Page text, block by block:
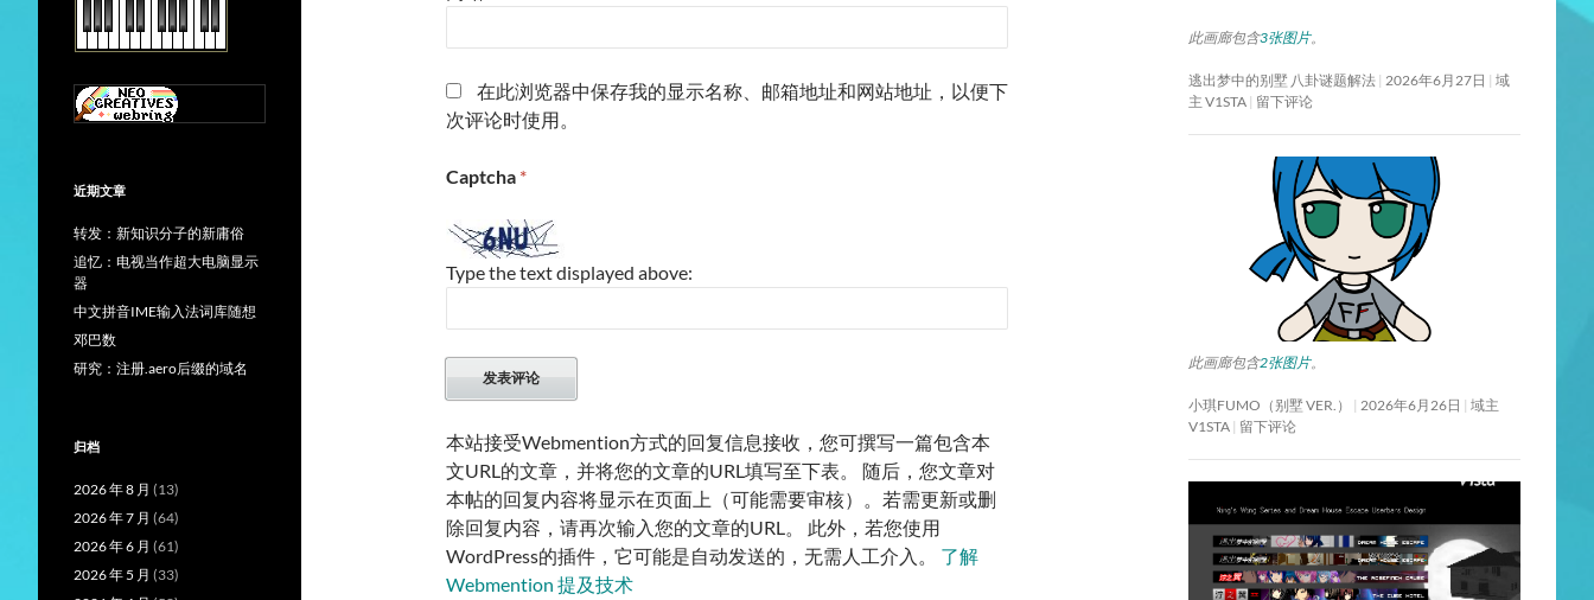
在此浏览器中保存我的显示名称、邮箱地址和网站地址，以便下
次评论时使用。
Captcha *
Type the text displayed above:
本站接受Webmention方式的回复信息接收，您可撰写一篇包含本
文URL的文章，并将您的文章的URL填写至下表。 随后，您文章对
本帖的回复内容将显示在页面上（可能需要审核）。若需更新或删
除回复内容，请再次输入您的文章的URL。 此外，若您使用
WordPress的插件，它可能是自动发送的，无需人工介入。 了解
Webmention 提及技术
此画廊包含3张图片。
逃出梦中的别墅 八卦谜题解法 2026年6月27日
域
主 V1STA 留下评论
此画廊包含2张图片。
小琪FUMO（别墅 VER.） 2026年6月26日
域主
V1STA 留下评论
近期文章
转发：新知识分子的新庸俗
追忆：电视当作超大电脑显示
器
中文拼音IME输入法词库随想
邓巴数
研究：注册.aero后缀的域名
归档
2026 年 8 月 (13)
2026 年 7 月 (64)
2026 年 6 月 (61)
2026 年 5 月 (33)